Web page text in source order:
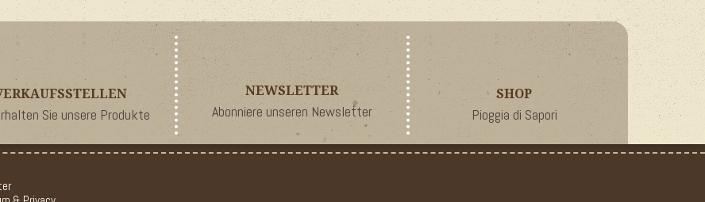
Sie unsere Produkte
NEWSLETTER
Abonniere unseren Newsletter
SHOP
Pioggia di Sapori